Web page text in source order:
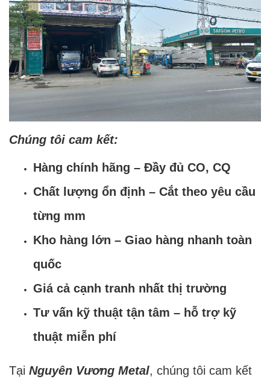
Chúng tôi cam kết:
Hàng chính hãng – Đầy đủ CO, CQ
Chất lượng ổn định – Cắt theo yêu cầu
từng mm
Kho hàng lớn – Giao hàng nhanh toàn
quốc
Giá cả cạnh tranh nhất thị trường
Tư vấn kỹ thuật tận tâm – hỗ trợ kỹ
thuật miễn phí
Tại Nguyên Vương Metal, chúng tôi cam kết